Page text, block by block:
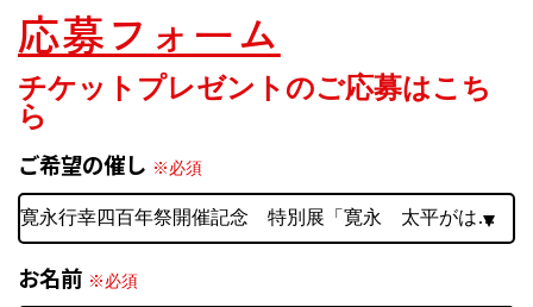
紹介します。
おすすめのイベント
応募フォーム
チケットプレゼントのご応募はこち
ら
ご希望の催し ※必須
お名前 ※必須